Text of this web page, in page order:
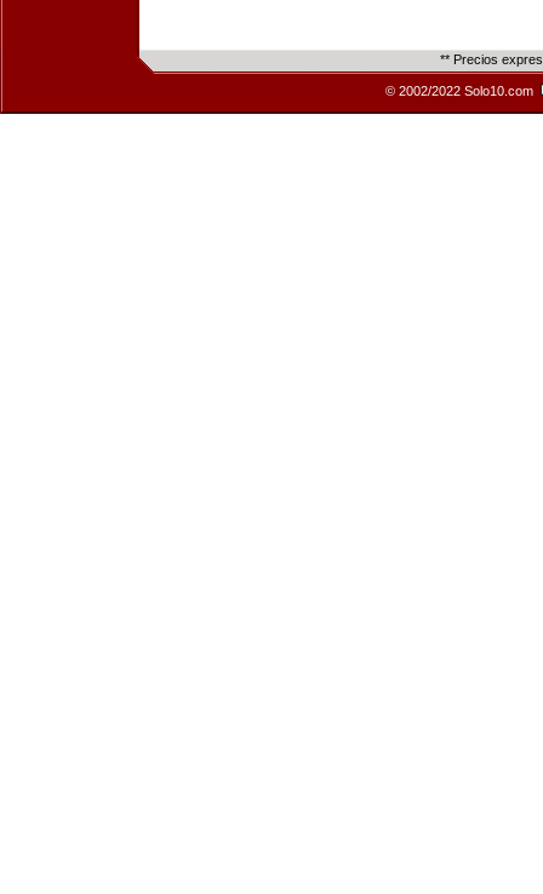
** Precios
© 2002/2022 Solo10.com